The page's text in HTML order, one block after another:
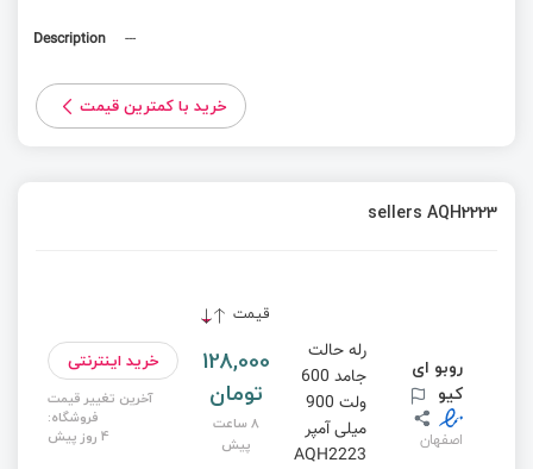
Description ---
خرید با کمترین قیمت
sellers AQH2223
قیمت
روبو ای
کیو
اصفهان
رله حالت
جامد 600
ولت 900
میلی آمپر
AQH2223
128,000
تومان
8 ساعت
پیش
خرید اینترنتی
آخرین تغییر قیمت
فروشگاه:
4 روز پیش